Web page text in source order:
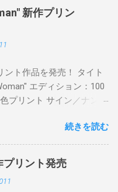
：SWEET KISS カラー：
YELLOW エディショ
800mm × 550mm 価格：
は、 こちら から
新作プリン
ント作品を発売！ タイト
エディション：100
プリント サイン／ナンバ
ジョン（エディション：
２６日に こちら から
続きを読む
リント発売